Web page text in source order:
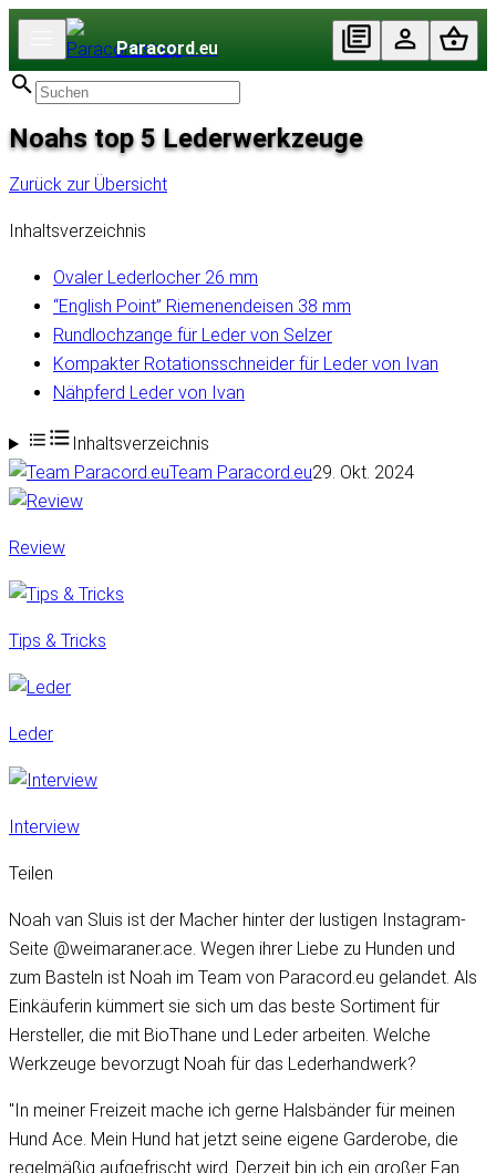
Paracord.eu
Noahs top 5 Lederwerkzeuge
Zurück zur Übersicht
Inhaltsverzeichnis
Ovaler Lederlocher 26 mm
“English Point” Riemenendeisen 38 mm
Rundlochzange für Leder von Selzer
Kompakter Rotationsschneider für Leder von Ivan
Nähpferd Leder von Ivan
Inhaltsverzeichnis
Team Paracord.eu29. Okt. 2024
Review
Tips & Tricks
Leder
Interview
Teilen
Noah van Sluis ist der Macher hinter der lustigen Instagram-
Seite @weimaraner.ace. Wegen ihrer Liebe zu Hunden und
zum Basteln ist Noah im Team von Paracord.eu gelandet. Als
Einkäuferin kümmert sie sich um das beste Sortiment für
Hersteller, die mit BioThane und Leder arbeiten. Welche
Werkzeuge bevorzugt Noah für das Lederhandwerk?
"In meiner Freizeit mache ich gerne Halsbänder für meinen
Hund Ace. Mein Hund hat jetzt seine eigene Garderobe, die
regelmäßig aufgefrischt wird. Derzeit bin ich ein großer Fan